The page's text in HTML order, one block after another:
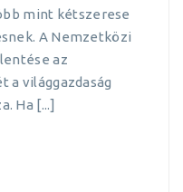
mint kétszerese
A Nemzetközi
az
a világgazdaság
Ha [...]